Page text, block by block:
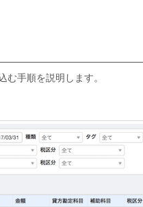
手順を説明します。